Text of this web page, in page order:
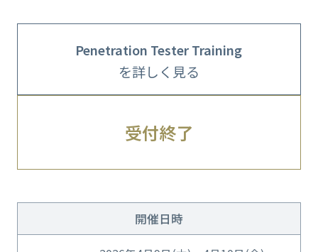
Penetration Tester Training
を詳しく見る
受付終了
開催日時